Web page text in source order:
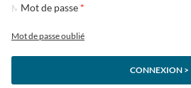
Mot de passe
Mot de passe oublié
CONNEXION >